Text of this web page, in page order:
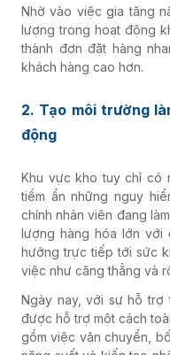
Nhờ vào việc gia tăng
lượng trong hoạt động
thành đơn đặt hàng
khách hàng cao hơn.
2. Tạo môi trường
động
Khu vực kho tuy chỉ có
tiềm ẩn những nguy
chính nhân viên đang
lượng hàng hóa lớn
hưởng trực tiếp tới sức
việc như căng thẳng và
Ngày nay, với sự hỗ trợ
được hỗ trợ một cách
gồm việc vận chuyển,